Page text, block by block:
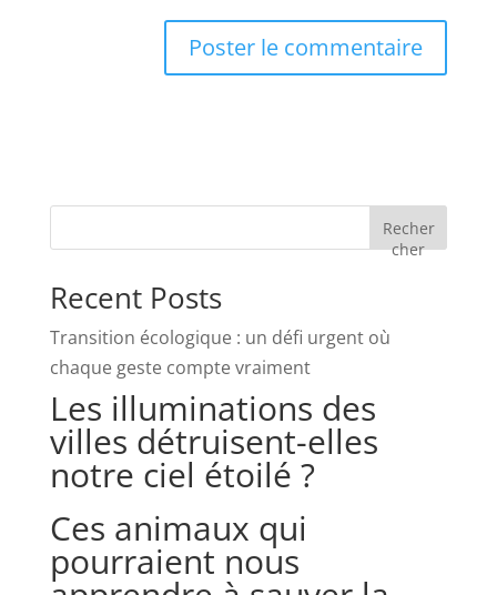
Recher
cher
Recent Posts
Transition écologique : un défi urgent où
chaque geste compte vraiment
Les illuminations des
villes détruisent-elles
notre ciel étoilé ?
Ces animaux qui
pourraient nous